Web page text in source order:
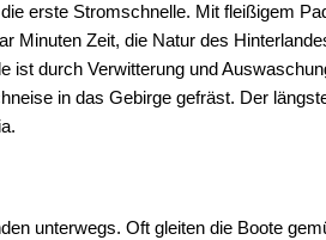
erste Stromschnelle. Mit fleißigem
Minuten Zeit, die Natur des
durch Verwitterung und
in das Gebirge gefräst. Der
unterwegs. Oft gleiten die Boote